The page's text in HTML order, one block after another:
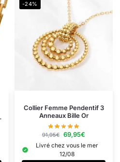
-24%
Collier Femme Pendentif 3
Anneaux Bille Or
91,95€ 69,95€
Livré chez vous le mer
12/08